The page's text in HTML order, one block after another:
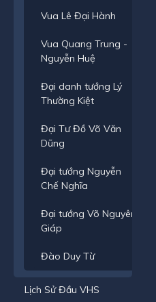
Vua Lê Đại Hành
Vua Quang Trung -
Nguyễn Huệ
Đại danh tướng Lý
Thường Kiệt
Đại Tư Đồ Võ Văn
Dũng
Đại tướng Nguyễn
Chế Nghĩa
Đại tướng Võ Nguyên
Giáp
Đào Duy Từ
Lịch Sử Đầu VHS